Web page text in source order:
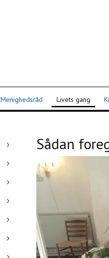
Menighedsråd Livets gang
Sådan